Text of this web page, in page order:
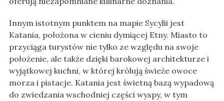
Innym istotnym punktem na mapie Sycylii jest
Katania, położona w cieniu dymiącej Etny. Miasto to
przyciąga turystów nie tylko ze względu na swoje
położenie, ale także dzięki barokowej architekturze i
wyjątkowej kuchni, w której królują świeże owoce
morza i pistacje. Katania jest świetną bazą wypadową
do zwiedzania wschodniej części wyspy, w tym